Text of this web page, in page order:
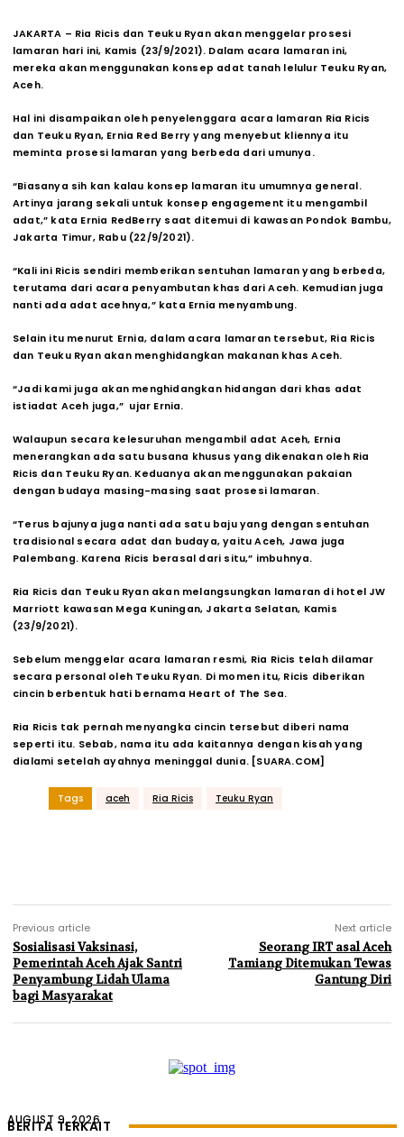
JAKARTA – Ria Ricis dan Teuku Ryan akan menggelar prosesi
lamaran hari ini, Kamis (23/9/2021). Dalam acara lamaran ini,
mereka akan menggunakan konsep adat tanah lelulur Teuku Ryan,
Aceh.
Hal ini disampaikan oleh penyelenggara acara lamaran Ria Ricis
dan Teuku Ryan, Ernia Red Berry yang menyebut kliennya itu
meminta prosesi lamaran yang berbeda dari umunya.
“Biasanya sih kan kalau konsep lamaran itu umumnya general.
Artinya jarang sekali untuk konsep engagement itu mengambil
adat,” kata Ernia RedBerry saat ditemui di kawasan Pondok Bambu,
Jakarta Timur, Rabu (22/9/2021).
“Kali ini Ricis sendiri memberikan sentuhan lamaran yang berbeda,
terutama dari acara penyambutan khas dari Aceh. Kemudian juga
nanti ada adat acehnya,” kata Ernia menyambung.
Selain itu menurut Ernia, dalam acara lamaran tersebut, Ria Ricis
dan Teuku Ryan akan menghidangkan makanan khas Aceh.
“Jadi kami juga akan menghidangkan hidangan dari khas adat
istiadat Aceh juga,” ujar Ernia.
Walaupun secara kelesuruhan mengambil adat Aceh, Ernia
menerangkan ada satu busana khusus yang dikenakan oleh Ria
Ricis dan Teuku Ryan. Keduanya akan menggunakan pakaian
dengan budaya masing-masing saat prosesi lamaran.
“Terus bajunya juga nanti ada satu baju yang dengan sentuhan
tradisional secara adat dan budaya, yaitu Aceh, Jawa juga
Palembang. Karena Ricis berasal dari situ,” imbuhnya.
Ria Ricis dan Teuku Ryan akan melangsungkan lamaran di hotel JW
Marriott kawasan Mega Kuningan, Jakarta Selatan, Kamis
(23/9/2021).
Sebelum menggelar acara lamaran resmi, Ria Ricis telah dilamar
secara personal oleh Teuku Ryan. Di momen itu, Ricis diberikan
cincin berbentuk hati bernama Heart of The Sea.
Ria Ricis tak pernah menyangka cincin tersebut diberi nama
seperti itu. Sebab, nama itu ada kaitannya dengan kisah yang
dialami setelah ayahnya meninggal dunia. [SUARA.COM]
Tags aceh Ria Ricis Teuku Ryan
Previous article
Sosialisasi Vaksinasi,
Pemerintah Aceh Ajak Santri
Penyambung Lidah Ulama
bagi Masyarakat
Next article
Seorang IRT asal Aceh
Tamiang Ditemukan Tewas
Gantung Diri
BERITA TERKAIT
AUGUST 9, 2026